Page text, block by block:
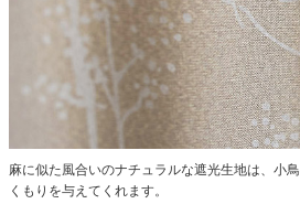
麻に似た風合いのナチュラルな遮光生地は、小
くもりを与えてくれます。